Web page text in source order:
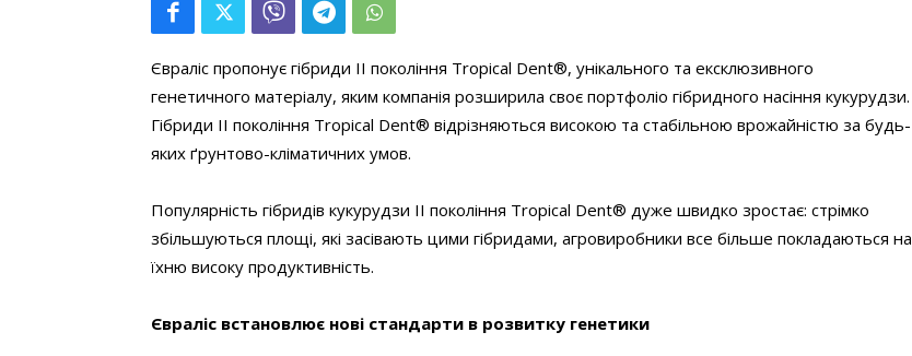
Євраліс пропонує гібриди ІІ покоління Tropical Dent®, унікального та ексклюзивного
генетичного матеріалу, яким компанія розширила своє портфоліо гібридного насіння кукурудзи.
Гібриди ІІ покоління Tropical Dent® відрізняються високою та стабільною врожайністю за будь-
яких ґрунтово-кліматичних умов.
Популярність гібридів кукурудзи ІІ покоління Tropical Dent® дуже швидко зростає: стрімко
збільшуються площі, які засівають цими гібридами, агровиробники все більше покладаються на
їхню високу продуктивність.
Євраліс встановлює нові стандарти в розвитку генетики